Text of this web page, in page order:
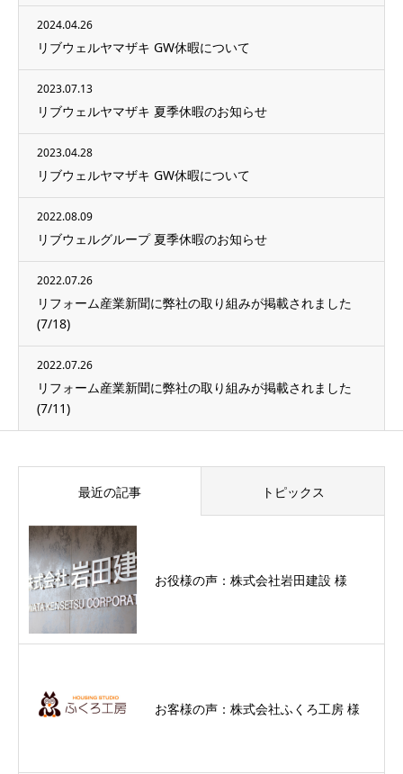
2024.04.26
リブウェルヤマザキ GW休暇について
2023.07.13
リブウェルヤマザキ 夏季休暇のお知らせ
2023.04.28
リブウェルヤマザキ GW休暇について
2022.08.09
リブウェルグループ 夏季休暇のお知らせ
2022.07.26
リフォーム産業新聞に弊社の取り組みが掲載されました
(7/18)
2022.07.26
リフォーム産業新聞に弊社の取り組みが掲載されました
(7/11)
最近の記事 トピックス
お役様の声：株式会社岩田建設 様
お客様の声：株式会社ふくろ工房 様